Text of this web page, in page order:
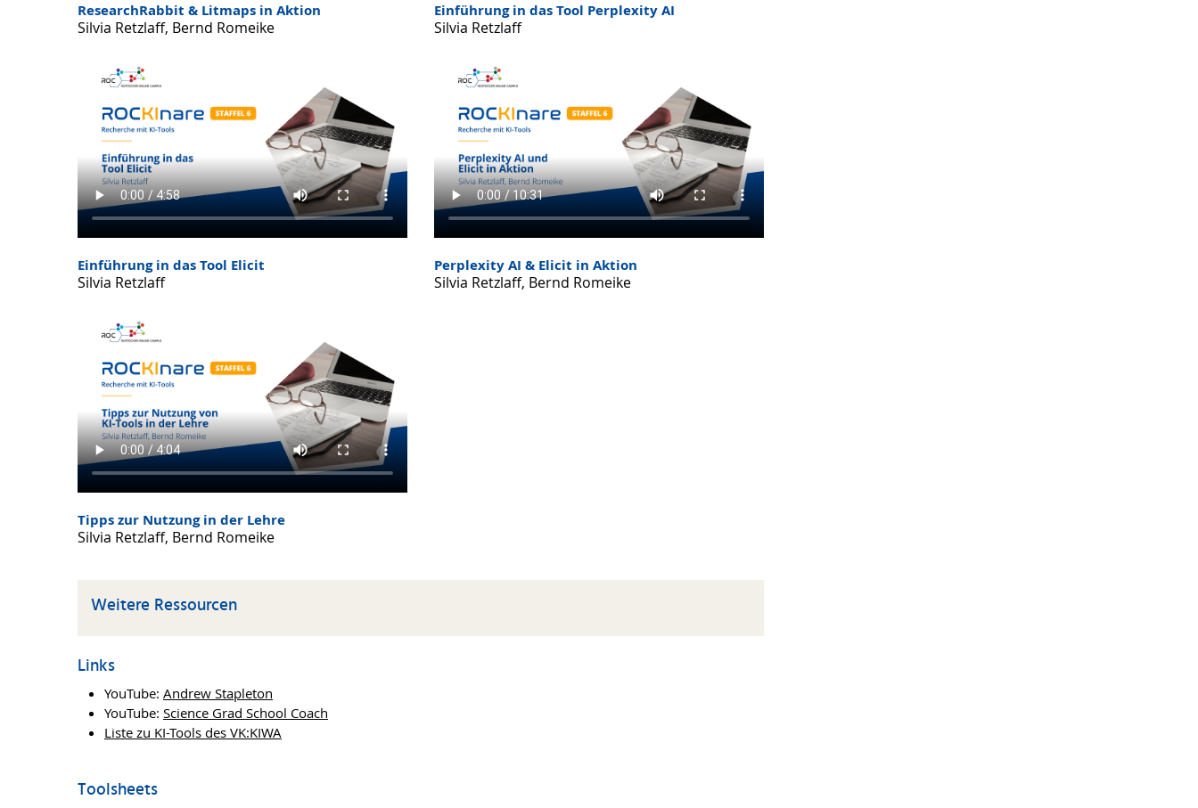
ResearchRabbit & Litmaps in Aktion
Silvia Retzlaff, Bernd Romeike
Einführung in das Tool Elicit
Silvia Retzlaff
Tipps zur Nutzung in der Lehre
Silvia Retzlaff, Bernd Romeike
Einführung in das Tool Perplexity AI
Silvia Retzlaff
Perplexity AI & Elicit in Aktion
Silvia Retzlaff, Bernd Romeike
Weitere Ressourcen
Links
YouTube: Andrew Stapleton
YouTube: Science Grad School Coach
Liste zu KI-Tools des VK:KIWA
Toolsheets